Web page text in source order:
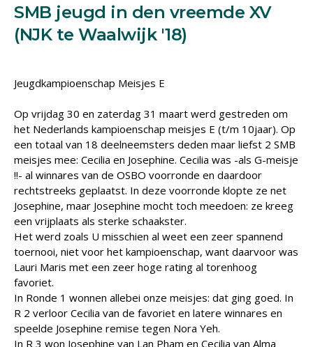
SMB jeugd in den vreemde XV
(NJK te Waalwijk '18)
Jeugdkampioenschap Meisjes E
Op vrijdag 30 en zaterdag 31 maart werd gestreden om
het Nederlands kampioenschap meisjes E (t/m 10jaar). Op
een totaal van 18 deelneemsters deden maar liefst 2 SMB
meisjes mee: Cecilia en Josephine. Cecilia was -als G-meisje
!!- al winnares van de OSBO voorronde en daardoor
rechtstreeks geplaatst. In deze voorronde klopte ze net
Josephine, maar Josephine mocht toch meedoen: ze kreeg
een vrijplaats als sterke schaakster.
Het werd zoals U misschien al weet een zeer spannend
toernooi, niet voor het kampioenschap, want daarvoor was
Lauri Maris met een zeer hoge rating al torenhoog
favoriet.
In Ronde 1 wonnen allebei onze meisjes: dat ging goed. In
R 2 verloor Cecilia van de favoriet en latere winnares en
speelde Josephine remise tegen Nora Yeh.
In R 3 won Josephine van Lan Pham en Cecilia van Alma